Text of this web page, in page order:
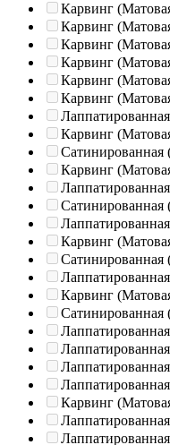
Карвинг
Карвинг
Карвинг
Карвинг
Карвинг
Карвинг
Карвинг
Сатинированная
Карвинг
Сатинированная
Карвинг
Сатинированная
Карвинг
Сатинированная
Карвинг